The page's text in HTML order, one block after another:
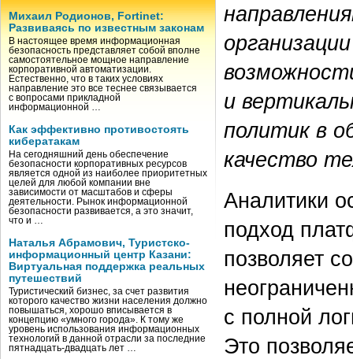
Михаил Родионов, Fortinet:
Развиваясь по известным законам
В настоящее время информационная
безопасность представляет собой вполне
самостоятельное мощное направление
корпоративной автоматизации.
Естественно, что в таких условиях
направление это все теснее связывается
с вопросами прикладной
информационной …
Как эффективно противостоять
кибератакам
На сегодняшний день обеспечение
безопасности корпоративных ресурсов
является одной из наиболее приоритетных
целей для любой компании вне
зависимости от масштабов и сферы
деятельности. Рынок информационной
безопасности развивается, а это значит,
что и …
Наталья Абрамович, Туристско-
информационный центр Казани:
Виртуальная поддержка реальных
путешествий
Туристический бизнес, за счет развития
которого качество жизни населения должно
повышаться, хорошо вписывается в
концепцию «умного города». К тому же
уровень использования информационных
технологий в данной отрасли за последние
пятнадцать-двадцать лет …
и
политик в
качество
Аналитики
подход
позволяет
с полной
Это